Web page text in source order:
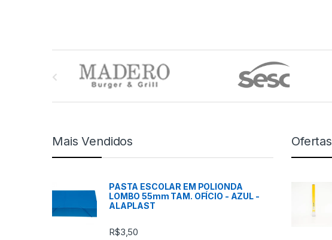
Mais Vendidos
PASTA ESCOLAR EM POLIONDA
LOMBO 55mm TAM. OFÍCIO - AZUL -
ALAPLAST
R$3,50
Ofertas